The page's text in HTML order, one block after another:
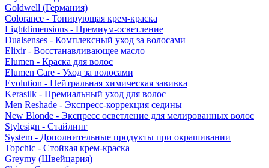
Goldwell (Германия)
Colorance - Тонирующая крем-краска
Lightdimensions - Премиум-осветление
Dualsenses - Комплексный уход за волосами
Elixir - Восстанавливающее масло
Elumen - Краска для волос
Elumen Care - Уход за волосами
Evolution - Нейтральная химическая завивка
Kerasilk - Премиальный уход для волос
Men Reshade - Экспресс-коррекция седины
New Blonde - Экспресс осветление для мелированных волос
Stylesign - Стайлинг
System - Дополнительные продукты при окрашивании
Topchic - Стойкая крем-краска
Greymy (Швейцария)